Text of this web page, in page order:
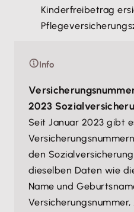
Kinderfreibetrag
Info
2023
Seit Januar 2023 gibt
den
dieselben Daten wie
Name und